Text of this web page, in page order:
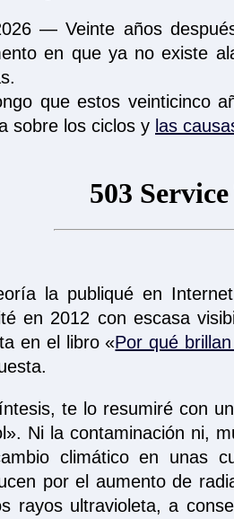
― Veinte años
en que ya no existe
que estos veinticinco
sobre los ciclos y las
la publiqué en
en 2012 con escasa
en el libro «Por qué
te lo resumiré con
Ni la contaminación ni,
climático en unas
por el aumento de
rayos ultravioleta, a